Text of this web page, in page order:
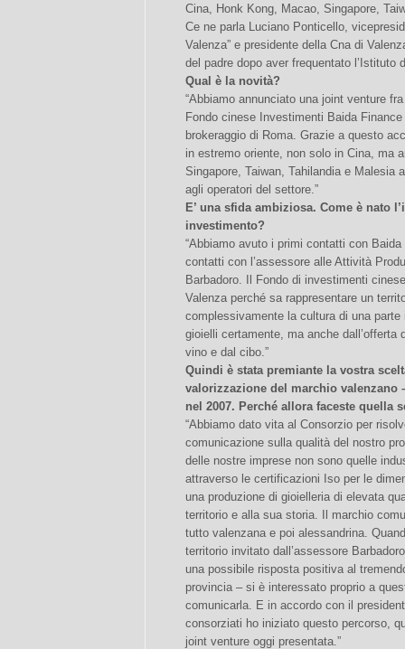
Cina, Honk Kong, Macao, Singapore,
Ce ne parla Luciano Ponticello,
Valenza” e presidente della Cna di
del padre dopo aver frequentato l’Istituto
Qual è la novità?
“Abbiamo annunciato una joint venture
Fondo cinese Investimenti Baida
brokeraggio di Roma. Grazie a questo
in estremo oriente, non solo in Cina, ma
Singapore, Taiwan, Tahilandia e Malesia
agli operatori del settore.”
E’ una sfida ambiziosa. Come è nato
investimento?
“Abbiamo avuto i primi contatti con
contatti con l’assessore alle Attività
Barbadoro. Il Fondo di investimenti
Valenza perché sa rappresentare un
complessivamente la cultura di una
gioielli certamente, ma anche dall’offerta
vino e dal cibo.”
Quindi è stata premiante la vostra
valorizzazione del marchio valenzano
nel 2007. Perché allora faceste quella
“Abbiamo dato vita al Consorzio per
comunicazione sulla qualità del nostro
delle nostre imprese non sono quelle
attraverso le certificazioni Iso per le
una produzione di gioielleria di elevata
territorio e alla sua storia. Il marchio
tutto valenzana e poi alessandrina.
territorio invitato dall’assessore
una possibile risposta positiva al
provincia – si è interessato proprio a
comunicarla. E in accordo con il
consorziati ho iniziato questo percorso,
joint venture oggi presentata.”